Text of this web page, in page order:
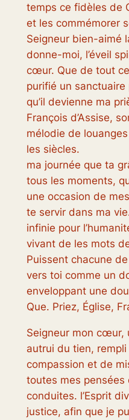
temps ce fidèles de
et les commémorer
Seigneur bien-aimé
donne-moi, l’éveil
cœur. Que de tout
purifié un
qu’il devienne ma
François d’Assise,
mélodie de
les siècles.
ma journée que ta
tous les moments,
une occasion de
te servir dans ma
infinie pour
vivant de les mots
Puissent chacune
vers toi comme un
enveloppant une
Que. Priez, Église,
Seigneur mon cœur,
autrui du tien, rempli
compassion et de
toutes mes
conduites. l’Esprit
justice, afin que je